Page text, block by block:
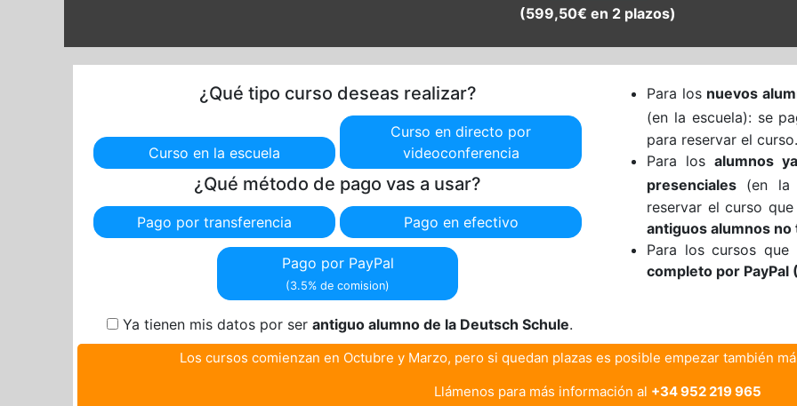
(599,50€ en 2 plazos)
¿Qué tipo curso deseas realizar?
Curso en la escuela
Curso en directo por
videoconferencia
¿Qué método de pago vas a usar?
Pago por transferencia Pago en efectivo
Pago por PayPal
(3.5% de comision)
Ya tienen mis datos por serantiguo alumno de la Deutsch Schule.
Para los nuevos
(en la escuela): se
para reservar el curso.
Para los alumnos
presenciales (en la
reservar el curso
antiguos alumnos
Para los cursos
completo por PayPal
Los cursos comienzan en Octubre y Marzo, pero si quedan plazas es posible empezar también
Llámenos para más información al +34 952 219 965